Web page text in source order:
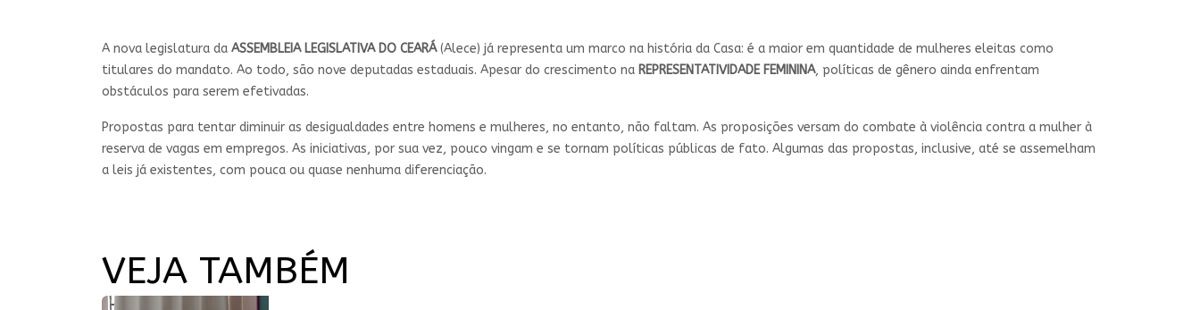
A nova legislatura da ASSEMBLEIA LEGISLATIVA DO CEARÁ(Alece) já representa um marco na história da Casa: é a maior em quantidade de mulheres eleitas como
titulares do mandato. Ao todo, são nove deputadas estaduais. Apesar do crescimento na REPRESENTATIVIDADE FEMININA, políticas de gênero ainda enfrentam
obstáculos para serem efetivadas.
Propostas para tentar diminuir as desigualdades entre homens e mulheres, no entanto, não faltam. As proposições versam do combate à violência contra a mulher à
reserva de vagas em empregos. As iniciativas, por sua vez, pouco vingam e se tornam políticas públicas de fato. Algumas das propostas, inclusive, até se assemelham
a leis já existentes, com pouca ou quase nenhuma diferenciação.
VEJA TAMBÉM